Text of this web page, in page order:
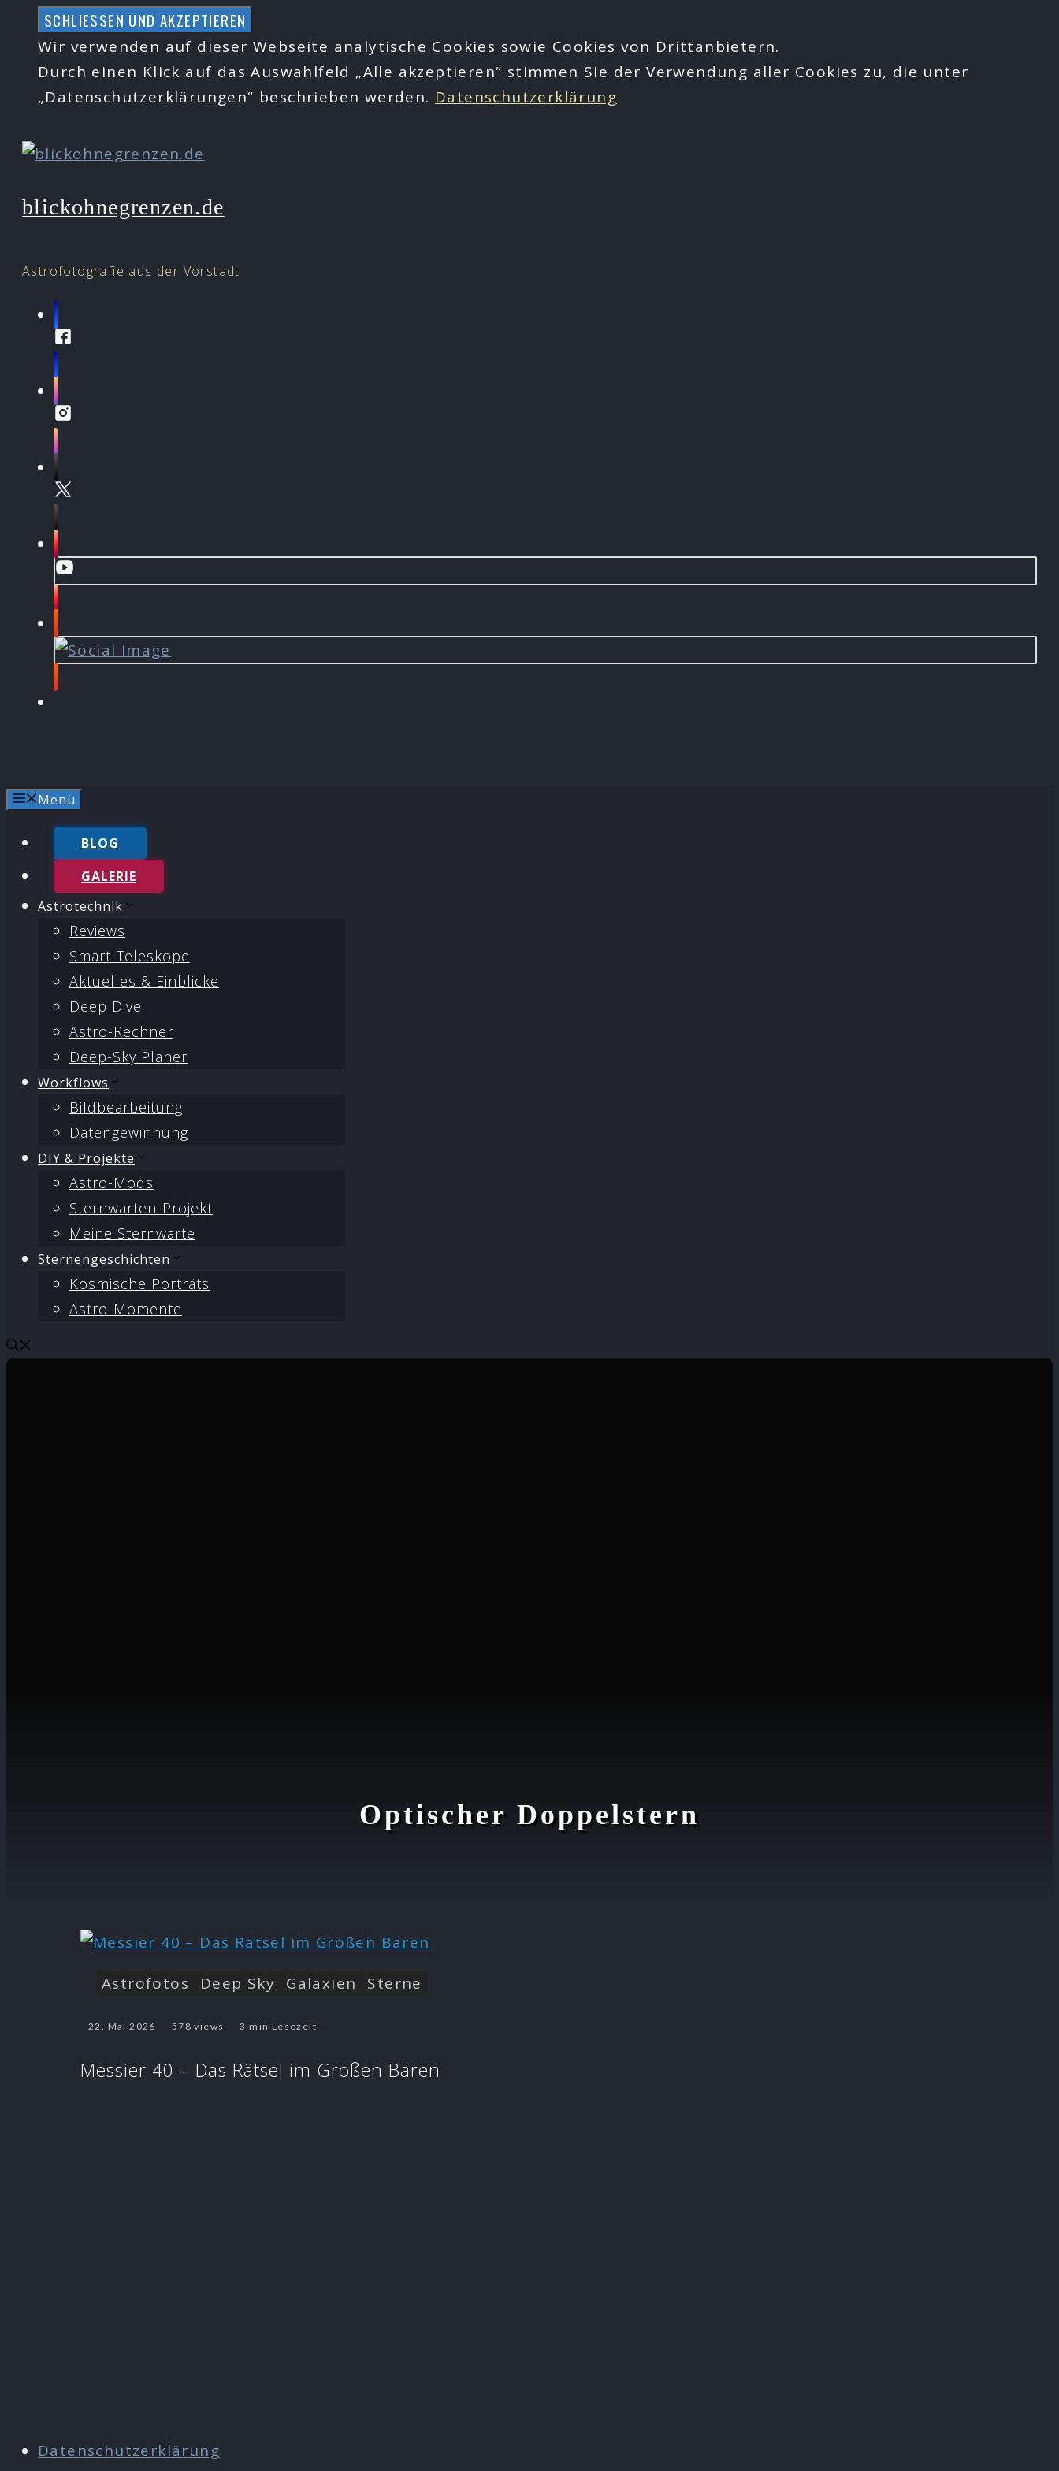
Inhalt
springen
Wir verwenden auf dieser Webseite analytische Cookies sowie Cookies von Drittanbietern.
Durch einen Klick auf das Auswahlfeld „Alle akzeptieren“ stimmen Sie der Verwendung aller Cookies zu, die unter
„Datenschutzerklärungen“ beschrieben werden. Datenschutzerklärung
blickohnegrenzen.de
Astrofotografie aus der Vorstadt
Menü
BLOG
GALERIE
Astrotechnik
Reviews
Smart-Teleskope
Aktuelles & Einblicke
Deep Dive
Astro-Rechner
Deep-Sky Planer
Workflows
Bildbearbeitung
Datengewinnung
DIY & Projekte
Astro-Mods
Sternwarten-Projekt
Meine Sternwarte
Sternengeschichten
Kosmische Porträts
Astro-Momente
Optischer Doppelstern
Astrofotos Deep Sky Galaxien Sterne
22. Mai 2026 578 views 3 min Lesezeit
Messier 40 – Das Rätsel im Großen Bären
Datenschutzerklärung